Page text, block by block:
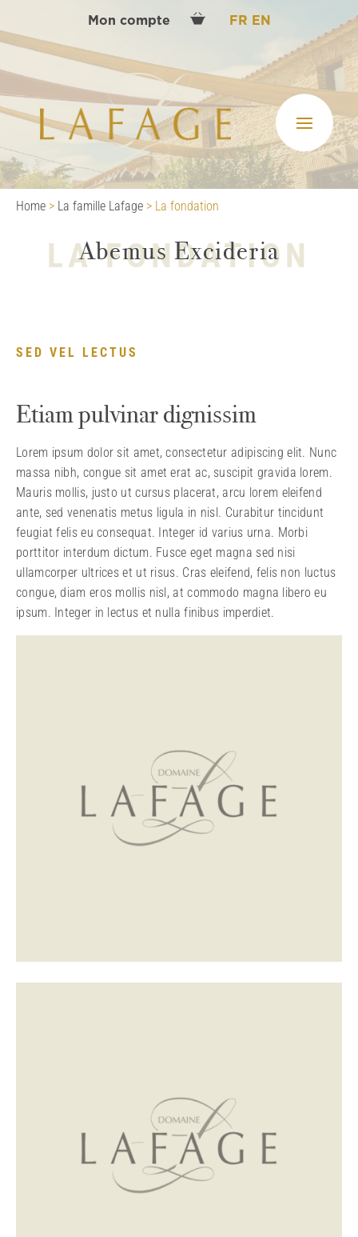
Mon compte FR EN
Home > La famille Lafage > La fondation
LA FONDATION
Abemus Excideria
SED VEL LECTUS
Etiam pulvinar dignissim
Lorem ipsum dolor sit amet, consectetur adipiscing elit. Nunc
massa nibh, congue sit amet erat ac, suscipit gravida lorem.
Mauris mollis, justo ut cursus placerat, arcu lorem eleifend
ante, sed venenatis metus ligula in nisl. Curabitur tincidunt
feugiat felis eu consequat. Integer id varius urna. Morbi
porttitor interdum dictum. Fusce eget magna sed nisi
ullamcorper ultrices et ut risus. Cras eleifend, felis non luctus
congue, diam eros mollis nisl, at commodo magna libero eu
ipsum. Integer in lectus et nulla finibus imperdiet.